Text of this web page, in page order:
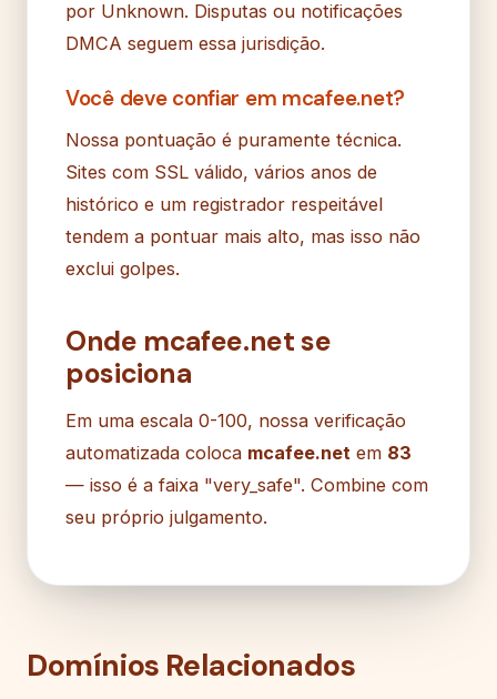
por Unknown. Disputas ou notificações
DMCA seguem essa jurisdição.
Você deve confiar em mcafee.net?
Nossa pontuação é puramente técnica.
Sites com SSL válido, vários anos de
histórico e um registrador respeitável
tendem a pontuar mais alto, mas isso não
exclui golpes.
Onde mcafee.net se
posiciona
Em uma escala 0-100, nossa verificação
automatizada coloca mcafee.net em 83
— isso é a faixa "very_safe". Combine com
seu próprio julgamento.
Domínios Relacionados